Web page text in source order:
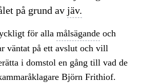
på grund av jäv.
för alla målsägande och
väntat på ett avslut och vill
i domstol en gång till vad de
Björn Frithiof.